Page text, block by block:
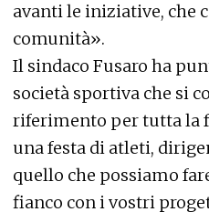
avanti le iniziative, che
comunità».
Il sindaco Fusaro ha
società sportiva che si
riferimento per tutta la
una festa di atleti,
quello che possiamo
fianco con i vostri